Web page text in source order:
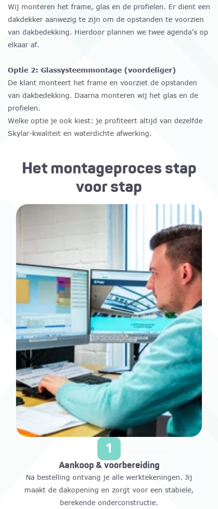
Wij monteren het frame, glas en de profielen. Er dient een
dakdekker aanwezig te zijn om de opstanden te voorzien
van dakbedekking. Hierdoor plannen we twee agenda’s op
elkaar af.
Optie 2: Glassysteemmontage (voordeliger)
De klant monteert het frame en voorziet de opstanden
van dakbedekking. Daarna monteren wij het glas en de
profielen.
Welke optie je ook kiest: je profiteert altijd van dezelfde
Skylar-kwaliteit en waterdichte afwerking.
Het montageproces stap
voor stap
1
Aankoop & voorbereiding
Na bestelling ontvang je alle werktekeningen. Jij
maakt de dakopening en zorgt voor een stabiele,
berekende onderconstructie.